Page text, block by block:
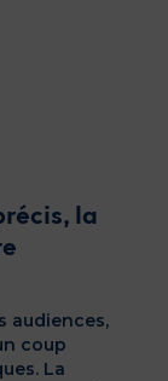
la
audiences,
coup
La